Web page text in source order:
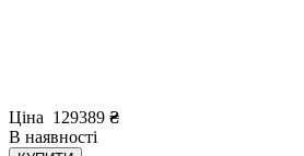
Ціна 129389 ₴
В наявності